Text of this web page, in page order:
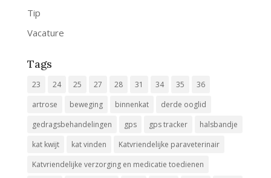
Tip
Vacature
Tags
23 24 25 27 28 31 34 35
36
artrose
beweging binnenkat
derde ooglid
gedragsbehandelingen
gps gps tracker
halsbandje
kat kwijt
kat vinden
Katvriendelijke paraveterinair
Katvriendelijke verzorging en medicatie toedienen